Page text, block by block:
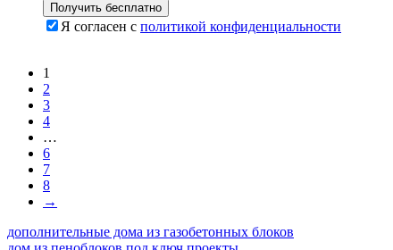
Я согласен с политикой конфиденциальности
1
2
3
4
…
6
7
8
→
дополнительные дома из газобетонных блоков